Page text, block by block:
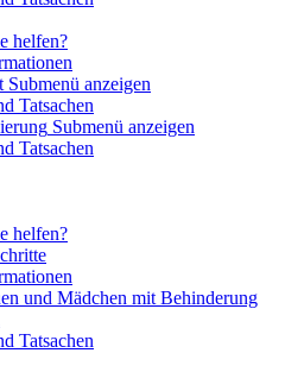
helfen?
Submenü anzeigen
Tatsachen
Submenü anzeigen
Tatsachen
helfen?
und Mädchen mit Behinderung
Tatsachen